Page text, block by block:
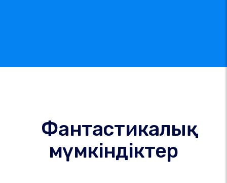
Фантастикалық
мүмкіндіктер